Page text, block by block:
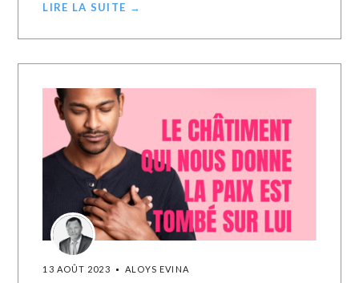
LIRE LA SUITE →
13 AOÛT 2023 ALOYS EVINA